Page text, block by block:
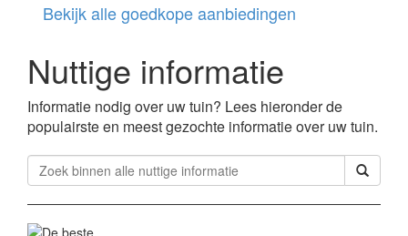
Bekijk alle goedkope aanbiedingen
Nuttige informatie
Informatie nodig over uw tuin? Lees hieronder de
populairste en meest gezochte informatie over uw tuin.